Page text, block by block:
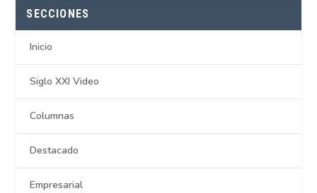
SECCIONES
Inicio
Siglo XXI Video
Columnas
Destacado
Empresarial